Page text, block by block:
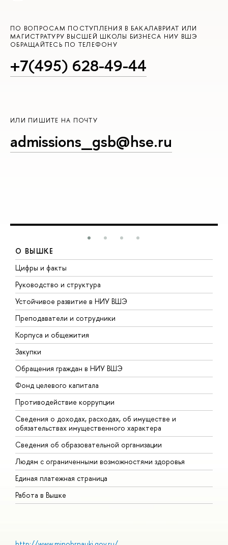
ПО ВОПРОСАМ ПОСТУПЛЕНИЯ В БАКАЛАВРИАТ ИЛИ
МАГИСТРАТУРУ ВЫСШЕЙ ШКОЛЫ БИЗНЕСА НИУ ВШЭ
ОБРАЩАЙТЕСЬ ПО ТЕЛЕФОНУ
+7(495) 628-49-44
ИЛИ ПИШИТЕ НА ПОЧТУ
admissions_gsb@hse.ru
О ВЫШКЕ
Цифры и факты
Руководство и структура
Устойчивое развитие в НИУ ВШЭ
Преподаватели и сотрудники
Корпуса и общежития
Закупки
Обращения граждан в НИУ ВШЭ
Фонд целевого капитала
Противодействие коррупции
Сведения о доходах, расходах, об имуществе и
обязательствах имущественного характера
Сведения об образовательной организации
Людям с ограниченными возможностями здоровья
Единая платежная страница
Работа в Вышке